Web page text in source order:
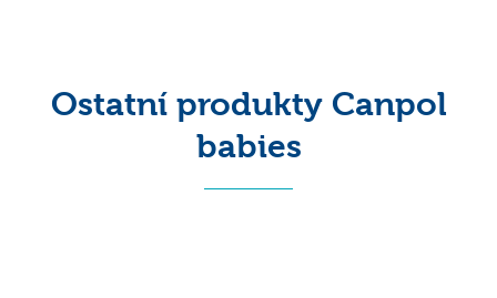
Ostatní produkty Canpol
babies